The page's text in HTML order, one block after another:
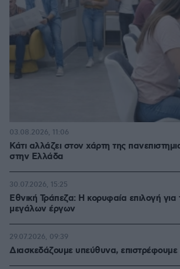
Κάτι αλλάζει στον χάρτη της
στην Ελλάδα
03.08.2026, 11:06
Εθνική Τράπεζα: Η κορυφαία επιλογή
μεγάλων έργων
30.07.2026, 15:25
Διασκεδάζουμε υπεύθυνα,
29.07.2026, 09:39